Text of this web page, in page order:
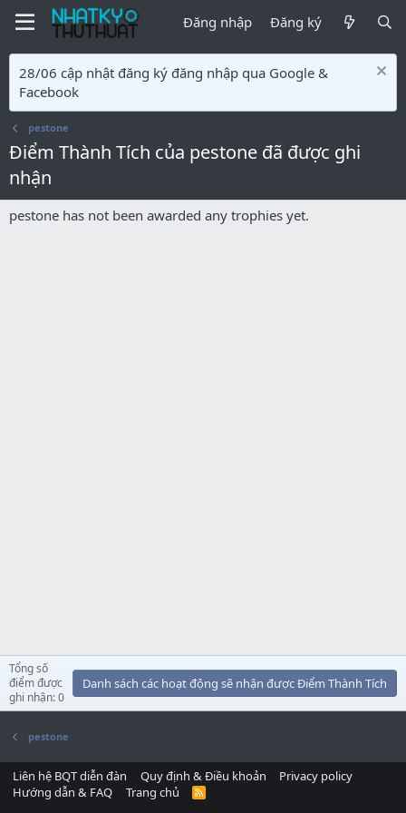
Đăng nhập Đăng ký
28/06 cập nhật đăng ký đăng nhập qua Google &
Facebook
pestone
Điểm Thành Tích của pestone đã được ghi
nhận
pestone has not been awarded any trophies yet.
Tổng số
điểm được
ghi nhận: 0
Danh sách các hoạt động sẽ nhận được Điểm Thành Tích
pestone
Liên hệ BQT diễn đàn Quy định & Điều khoản
Privacy policy
Hướng dẫn & FAQ
Trang chủ
R